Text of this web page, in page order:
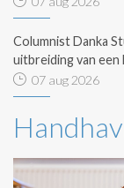
Columnist Danka
uitbreiding van
07 aug 2026